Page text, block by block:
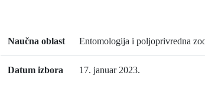
Naučna oblast Entomologija i poljoprivredna
Datum izbora 17. januar 2023.